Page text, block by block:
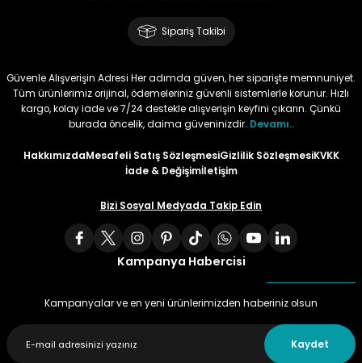
Sipariş Takibi
Güvenle Alışverişin Adresi Her adımda güven, her siparişte memnuniyet.
Tüm ürünlerimiz orijinal, ödemeleriniz güvenli sistemlerle korunur. Hızlı
kargo, kolay iade ve 7/24 destekle alışverişin keyfini çıkarın. Çünkü
burada öncelik, daima güveninizdir. Devamı..
HakkımızdaMesafeli Satış SözleşmesiGizlilik SözleşmesiKVKK
İade & Değişimİletişim
Bizi Sosyal Medyada Takip Edin
Kampanya Habercisi
Kampanyalar ve en yeni ürünlerimizden haberiniz olsun
Kaydet